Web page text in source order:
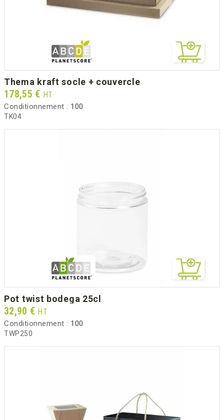
thema kraft socle + couvercle
Prix
178,55 € HT
Conditionnement : 100
TK04
pot twist bodega 25cl
Prix
32,90 € HT
Conditionnement : 100
TWP250